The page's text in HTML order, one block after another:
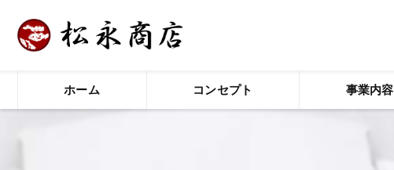
ホーム コンセプト 事業内容